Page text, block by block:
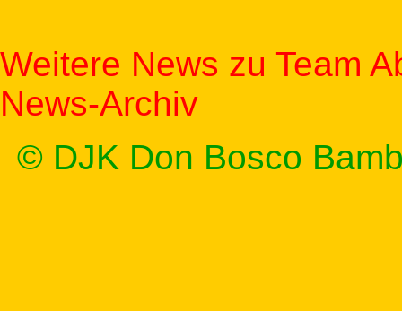
Weitere News zu Team
News-Archiv
© DJK Don Bosco